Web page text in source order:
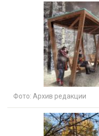
Фото: Архив редакции